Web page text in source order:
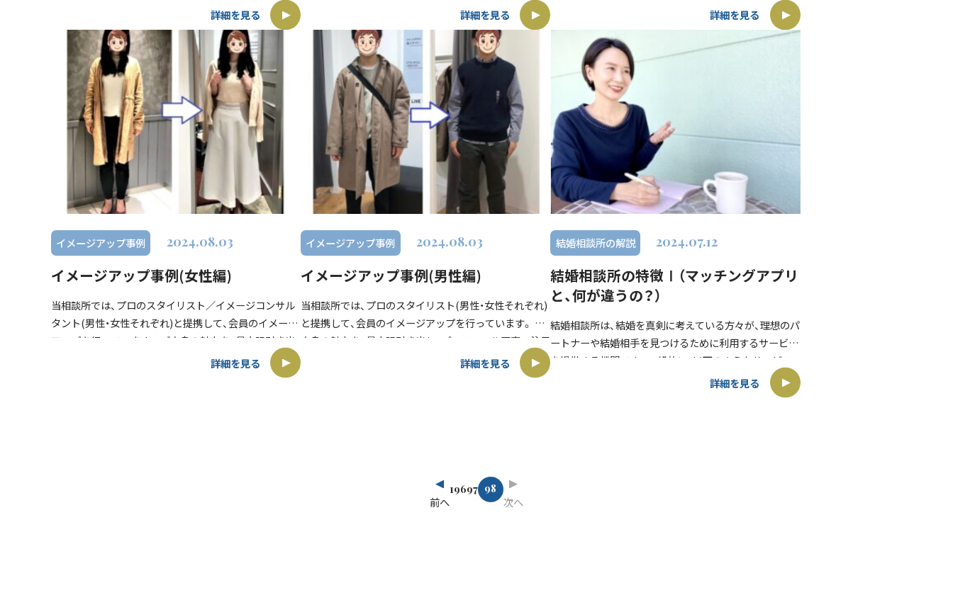
詳細を見る
この動画では、若者たちが婚活を諦める背景と、それに対
する少子 […]
詳細を見る
たい人は、マッチングアプリ ご自身で進められる人は、
マッチングア […]
詳細を見る
イメージアップ事例 2024.08.03
イメージアップ事例(女性編)
当相談所では、プロのスタイリスト／イメージコンサル
タント(男性・女性それぞれ)と提携して、会員のイメージ
アップを行っています。 ご自身の魅力を、最大限引き出
し、プロフィール写真で注目させて、お見合いに繋げま
詳細を見る
イメージアップ事例 2024.08.03
イメージアップ事例(男性編)
当相談所では、プロのスタイリスト(男性・女性それぞれ)
と提携して、会員のイメージアップを行っています。 ご
自身の魅力を、最大限引き出し、プロフィール写真で注目
させて、お見合いに繋げます。 お見合いの場では、第一印
詳細を見る
結婚相談所の解説 2024.07.12
結婚相談所の特徴Ⅰ（マッチングアプリ
と、何が違うの？）
結婚相談所は、結婚を真剣に考えている方々が、理想のパ
ートナーや結婚相手を見つけるために利用するサービス
を提供する機関です。一般的に、以下のようなサービス
を提供しています： ○マッチングサービス：相談所は、会
詳細を見る
前へ
19697 98
次へ